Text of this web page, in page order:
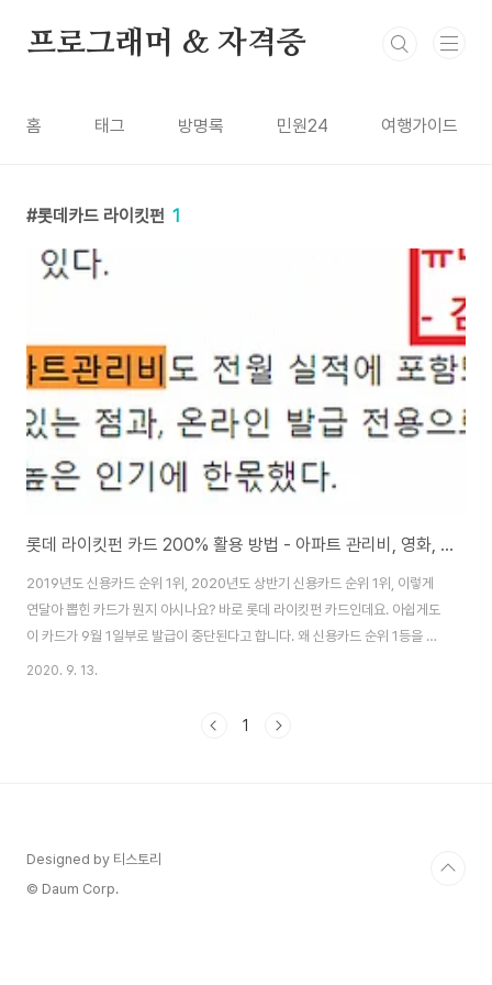
프로그래머 & 자격증
홈 태그 방명록 민원24 여행가이드
롯데카드 라이킷펀 1
롯데 라이킷펀 카드 200% 활용 방법 - 아파트 관리비, 영화, 커피 할인
2019년도 신용카드 순위 1위, 2020년도 상반기 신용카드 순위 1위, 이렇게
연달아 뽑힌 카드가 뭔지 아시나요? 바로 롯데 라이킷펀 카드인데요. 아쉽게도
이 카드가 9월 1일부로 발급이 중단된다고 합니다. 왜 신용카드 순위 1등을 하
고 있는 롯데 라이킷펀 카드가 갑작스럽게 발급이 중단되는 것일까요? 크게 3
트 관리비가 포함됩니다. 대부분 혜택 좋은 카드들은 아파트 관리비를 실적에
2020. 9. 13.
1
Designed by 티스토리
© Daum Corp.